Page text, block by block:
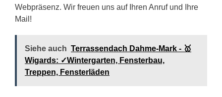
Webpräsenz. Wir freuen uns auf Ihren Anruf und Ihre
Mail!
Siehe auch Terrassendach Dahme-Mark - 🥇
Wigards: ✓Wintergarten, Fensterbau,
Treppen, Fensterläden